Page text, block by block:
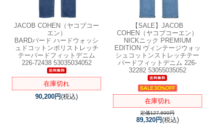
JACOB COHEN（ヤコブコー
エン）
BARDバード ハードウォッシ
ュドコットンポリストレッチ
テーパードフィットデニム
226-72438 53035034052
在庫切れ
90,200円(税込)
【SALE】 JACOB
COHEN（ヤコブコーエン）
NICKニック PREMIUM
EDITION ヴィンテージウォッ
シュコットンストレッチテー
パードフィットデニム 226-
32282 53055035052
在庫切れ
定価127,600円
89,320円(税込)